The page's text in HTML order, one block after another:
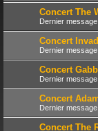
Concert The
Dernier
Concert
Dernier
Concert
Dernier
Concert
Dernier
Concert The